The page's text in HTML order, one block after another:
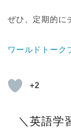
ぜひ、定期的に
ワールドトーク
+2
＼英語学